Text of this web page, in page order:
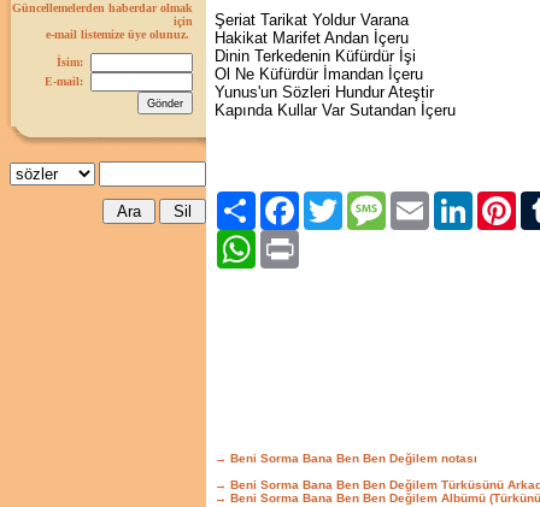
Güncellemelerden haberdar olmak
için
e-mail listemize üye olunuz.
İsim:
E-mail:
Şeriat Tarikat Yoldur Varana
Hakikat Marifet Andan İçeru
Dinin Terkedenin Küfürdür İşi
Ol Ne Küfürdür İmandan İçeru
Yunus'un Sözleri Hundur Ateştir
Kapında Kullar Var Sutandan İçeru
Paylaş FacebookTwitter Message Email LinkedIn
WhatsApp
→ Beni Sorma Bana Ben Ben Değilem notası
→ Beni Sorma Bana Ben Ben Değilem Türküsünü
→ Beni Sorma Bana Ben Ben Değilem Albümü